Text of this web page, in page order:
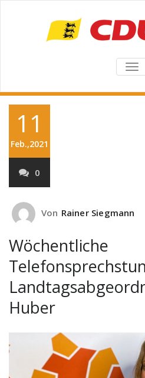
11
Feb.,2021
0
Von Rainer Siegmann
Wöchentliche
Huber